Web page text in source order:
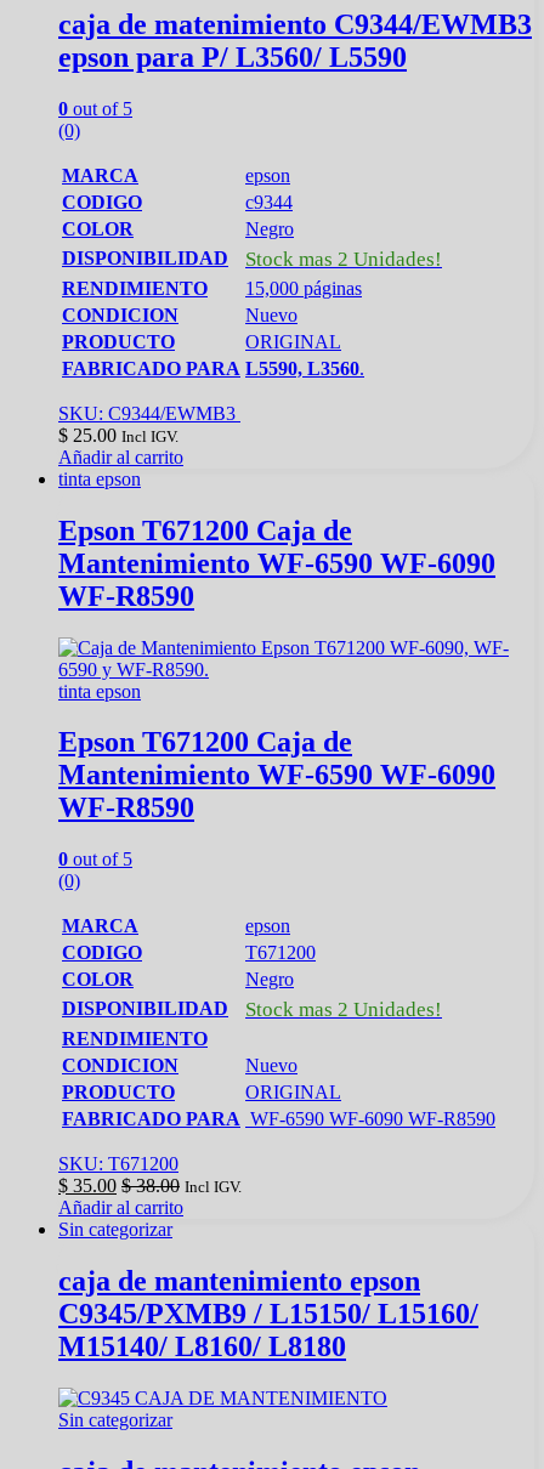
caja de matenimiento C9344/EWMB3
epson para P/ L3560/ L5590
0 out of 5
(0)
MARCA
epson
CODIGO
c9344
COLOR
Negro
DISPONIBILIDAD
Stock mas 2 Unidades!
RENDIMIENTO
15,000 páginas
CONDICION
Nuevo
PRODUCTO
ORIGINAL
FABRICADO PARA L5590, L3560.
SKU: C9344/EWMB3
$ 25.00 Incl IGV.
Añadir al carrito
tinta epson
Epson T671200 Caja de
Mantenimiento WF-6590 WF-6090
WF-R8590
tinta epson
Epson T671200 Caja de
Mantenimiento WF-6590 WF-6090
WF-R8590
0 out of 5
(0)
MARCA
epson
CODIGO
T671200
COLOR
Negro
DISPONIBILIDAD
Stock mas 2 Unidades!
RENDIMIENTO
CONDICION
Nuevo
PRODUCTO
ORIGINAL
FABRICADO PARA WF-6590 WF-6090 WF-R8590
SKU: T671200
$ 35.00 $38.00 Incl IGV.
Añadir al carrito
Sin categorizar
caja de mantenimiento epson
C9345/PXMB9 / L15150/ L15160/
M15140/ L8160/ L8180
Sin categorizar